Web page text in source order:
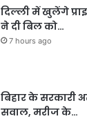
दिल्ली में खुलेंगे
ने दी बिल को…
7 hours ago
बिहार के सरकारी
सवाल, मरीज के…